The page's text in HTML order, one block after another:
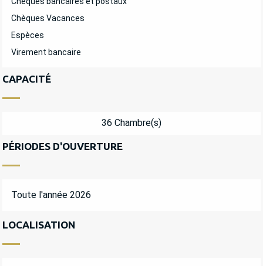
Chèques Vacances
Espèces
Virement bancaire
CAPACITÉ
36 Chambre(s)
PÉRIODES D'OUVERTURE
Toute l'année 2026
LOCALISATION